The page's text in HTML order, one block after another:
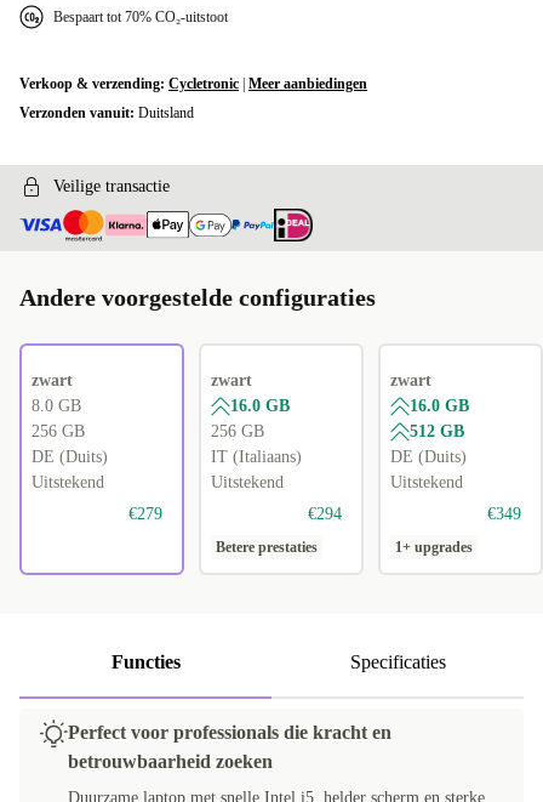
Bespaart tot 70% CO₂-uitstoot
Verkoop & verzending: Cycletronic Meer aanbiedingen
Verzonden vanuit: Duitsland
Veilige transactie
Andere voorgestelde configuraties
zwart
8.0 GB
256 GB
DE (Duits)
Uitstekend
€279
zwart
16.0 GB
256 GB
IT (Italiaans)
Uitstekend
€294
Betere prestaties
zwart
16.0 GB
512 GB
DE (Duits)
Uitstekend
€349
1+ upgrades
Functies Specificaties
Perfect voor professionals die kracht en
betrouwbaarheid zoeken
Duurzame laptop met snelle Intel i5, helder scherm en sterke